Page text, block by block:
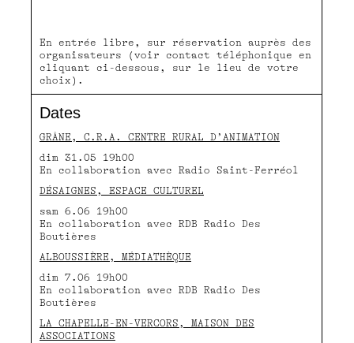
En entrée libre, sur réservation auprès des
organisateurs (voir contact téléphonique en
cliquant ci-dessous, sur le lieu de votre
choix).
Dates
GRÂNE, C.R.A. CENTRE RURAL D’ANIMATION
dim 31.05 19h00
En collaboration avec Radio Saint-Ferréol
DÉSAIGNES, ESPACE CULTUREL
sam 6.06 19h00
En collaboration avec RDB Radio Des
Boutières
ALBOUSSIÈRE, MÉDIATHÈQUE
dim 7.06 19h00
En collaboration avec RDB Radio Des
Boutières
LA CHAPELLE-EN-VERCORS, MAISON DES
ASSOCIATIONS